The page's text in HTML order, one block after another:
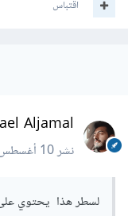
اقتباس
Aljamal
نشر10 أغسطس 2022